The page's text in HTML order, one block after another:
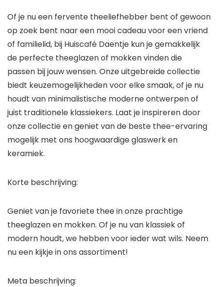
Of je nu een fervente theeliefhebber bent of gewoon
op zoek bent naar een mooi cadeau voor een vriend
of familielid, bij Huiscafé Daentje kun je gemakkelijk
de perfecte theeglazenof mokken vinden die
passen bij jouw wensen. Onze uitgebreide collectie
biedt keuzemogelijkheden voor elke smaak, of je nu
houdt van minimalistische moderne ontwerpen of
juist traditionele klassiekers. Laat je inspireren door
onze collectie en geniet van de beste thee-ervaring
mogelijk met ons hoogwaardige glaswerk en
keramiek.
Korte beschrijving:
Geniet van je favoriete thee in onze prachtige
theeglazen en mokken. Of je nu van klassiek of
modern houdt, we hebben voor ieder wat wils. Neem
nu een kijkje in ons assortiment!
Meta beschrijving: